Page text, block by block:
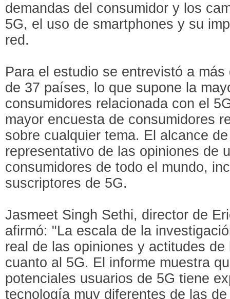
demandas del consumidor y los
5G, el uso de smartphones y su
red.
Para el estudio se entrevistó a
de 37 países, lo que supone la
consumidores relacionada con el
mayor encuesta de consumidores
sobre cualquier tema. El alcance
representativo de las opiniones de
consumidores de todo el mundo,
suscriptores de 5G.
Jasmeet Singh Sethi, director de
afirmó: "La escala de la
real de las opiniones y actitudes
cuanto al 5G. El informe muestra
potenciales usuarios de 5G tiene
tecnología muy diferentes de las